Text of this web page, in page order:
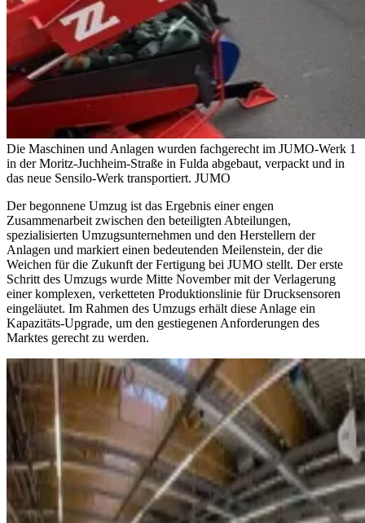
Die Maschinen und Anlagen wurden fachgerecht im JUMO-Werk 1
in der Moritz-Juchheim-Straße in Fulda abgebaut, verpackt und in
das neue Sensilo-Werk transportiert. JUMO
Der begonnene Umzug ist das Ergebnis einer engen
Zusammenarbeit zwischen den beteiligten Abteilungen,
spezialisierten Umzugsunternehmen und den Herstellern der
Anlagen und markiert einen bedeutenden Meilenstein, der die
Weichen für die Zukunft der Fertigung bei JUMO stellt. Der erste
Schritt des Umzugs wurde Mitte November mit der Verlagerung
einer komplexen, verketteten Produktionslinie für Drucksensoren
eingeläutet. Im Rahmen des Umzugs erhält diese Anlage ein
Kapazitäts-Upgrade, um den gestiegenen Anforderungen des
Marktes gerecht zu werden.